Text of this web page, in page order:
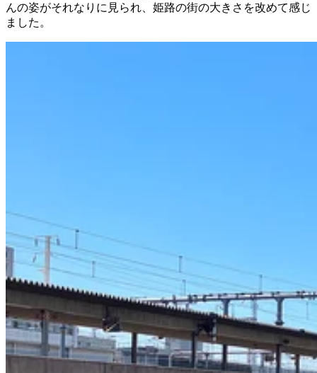
んの姿がそれなりに見られ、姫路の街の大きさを改めて感じ
ました。